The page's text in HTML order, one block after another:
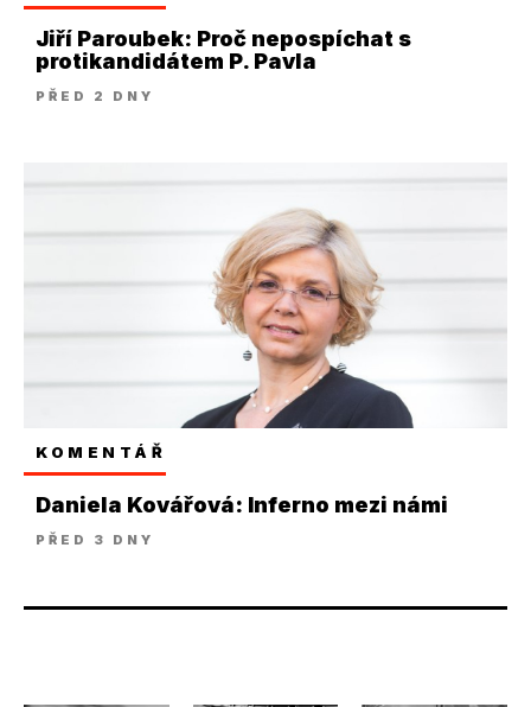
Jiří Paroubek: Proč nepospíchat s
protikandidátem P. Pavla
PŘED 2 DNY
KOMENTÁŘ
Daniela Kovářová: Inferno mezi námi
PŘED 3 DNY